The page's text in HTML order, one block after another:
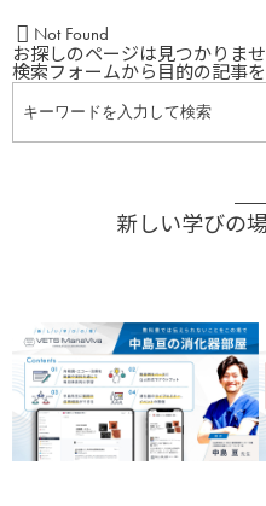
Not Found
お探しのページは見つかりませ
検索フォームから目的の記事
新しい学びの場